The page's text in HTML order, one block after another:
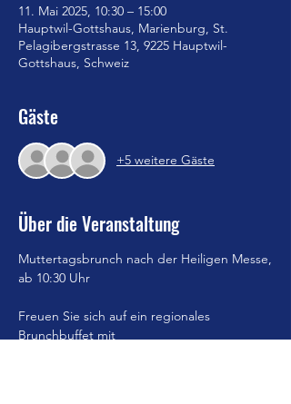
11. Mai 2025, 10:30 – 15:00
Hauptwil-Gottshaus, Marienburg, St.
Pelagibergstrasse 13, 9225 Hauptwil-
Gottshaus, Schweiz
Gäste
+5 weitere Gäste
Über die Veranstaltung
Muttertagsbrunch nach der Heiligen Messe,
ab 10:30 Uhr
Freuen Sie sich auf ein regionales
Brunchbuffet mit